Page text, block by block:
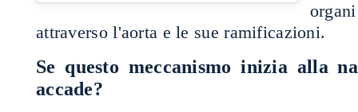
attraverso l'aorta e le sue ramificazioni.
Se questo meccanismo inizia alla
accade?